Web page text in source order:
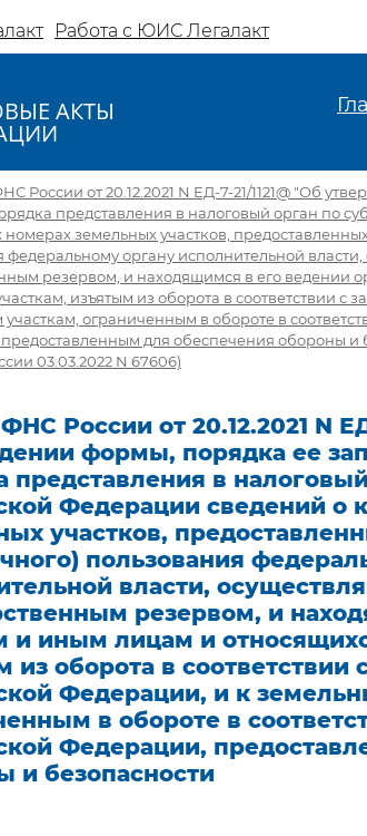
Работа с ЮИС Легалакт
АКТЫ
России от 20.12.2021 N ЕД-7-21/1121@ "Об
представления в налоговый орган по
номерах земельных участков,
федеральному органу исполнительной
резервом, и находящимся в его ведении
изъятым из оборота в соответствии с
ограниченным в обороте в
для обеспечения обороны и
03.03.2022 N 67606)
России от 20.12.2021 N
формы, порядка ее
представления в
Федерации сведений о
участков,
пользования
власти,
резервом, и
и иным лицам и
из оборота в соответствии
Федерации, и к
в обороте в
Федерации,
и безопасности